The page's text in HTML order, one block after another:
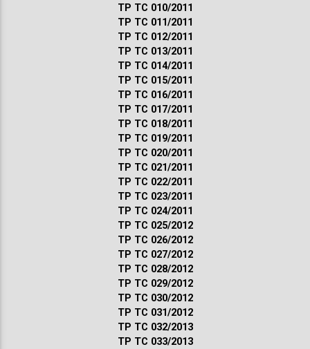
ТР ТС 010/2011
ТР ТС 011/2011
ТР ТС 012/2011
ТР ТС 013/2011
ТР ТС 014/2011
ТР ТС 015/2011
ТР ТС 016/2011
ТР ТС 017/2011
ТР ТС 018/2011
ТР ТС 019/2011
ТР ТС 020/2011
ТР ТС 021/2011
ТР ТС 022/2011
ТР ТС 023/2011
ТР ТС 024/2011
ТР ТС 025/2012
ТР ТС 026/2012
ТР ТС 027/2012
ТР ТС 028/2012
ТР ТС 029/2012
ТР ТС 030/2012
ТР ТС 031/2012
ТР ТС 032/2013
ТР ТС 033/2013